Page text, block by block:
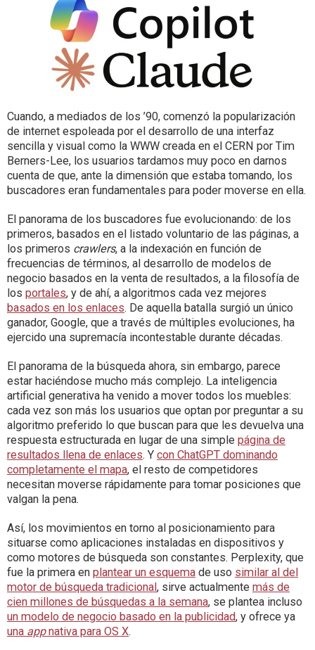
Cuando, a mediados de los ’90, comenzó la popularización
de internet espoleada por el desarrollo de una interfaz
sencilla y visual como la WWW creada en el CERN por Tim
Berners-Lee, los usuarios tardamos muy poco en darnos
cuenta de que, ante la dimensión que estaba tomando, los
buscadores eran fundamentales para poder moverse en ella.
El panorama de los buscadores fue evolucionando: de los
primeros, basados en el listado voluntario de las páginas, a
los primeros crawlers, a la indexación en función de
frecuencias de términos, al desarrollo de modelos de
negocio basados en la venta de resultados, a la filosofía de
los portales, y de ahí, a algoritmos cada vez mejores
basados en los enlaces. De aquella batalla surgió un único
ganador, Google, que a través de múltiples evoluciones, ha
ejercido una supremacía incontestable durante décadas.
El panorama de la búsqueda ahora, sin embargo, parece
estar haciéndose mucho más complejo. La inteligencia
artificial generativa ha venido a mover todos los muebles:
cada vez son más los usuarios que optan por preguntar a su
algoritmo preferido lo que buscan para que les devuelva una
respuesta estructurada en lugar de una simple página de
resultados llena de enlaces. Y con ChatGPT dominando
completamente el mapa, el resto de competidores
necesitan moverse rápidamente para tomar posiciones que
valgan la pena.
Así, los movimientos en torno al posicionamiento para
situarse como aplicaciones instaladas en dispositivos y
como motores de búsqueda son constantes. Perplexity, que
fue la primera en plantear un esquema de uso similar al del
motor de búsqueda tradicional , sirve actualmente más de
cien millones de búsquedas a la semana, se plantea incluso
un modelo de negocio basado en la publicidad, y ofrece ya
una appnativa para OS X.